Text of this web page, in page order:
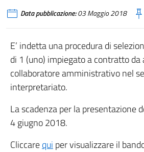
Data pubblicazione:03 Maggio 2018
E’ indetta una procedura di
di 1 (uno) impiegato a contratto da
collaboratore amministrativo nel
interpretariato.
La scadenza per la presentazione
4 giugno 2018.
Cliccarequi per visualizzare il